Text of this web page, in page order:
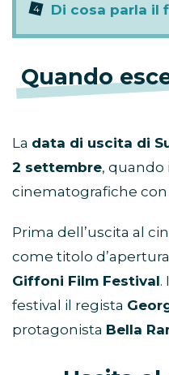
Di cosa parla il
Quando
La data di uscita di
2 settembre, quando
cinematografiche con
Prima dell’uscita al
come titolo
Giffoni Film Festival.
festival il regista
protagonista Bella